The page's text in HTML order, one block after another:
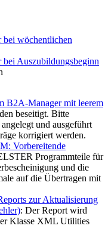
wöchentlichen
Auszubildungsbeginn
B2A-Manager mit leerem
beseitigt. Bitte
und ausgeführt
korrigiert werden.
Vorbereitende
Programmteile für
und die
auf die Übertragen mit
zur Aktualisierung
: Der Report wird
Klasse XML Utilities